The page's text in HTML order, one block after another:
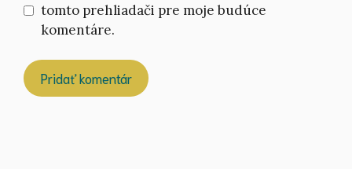
tomto prehliadači pre moje budúce
komentáre.